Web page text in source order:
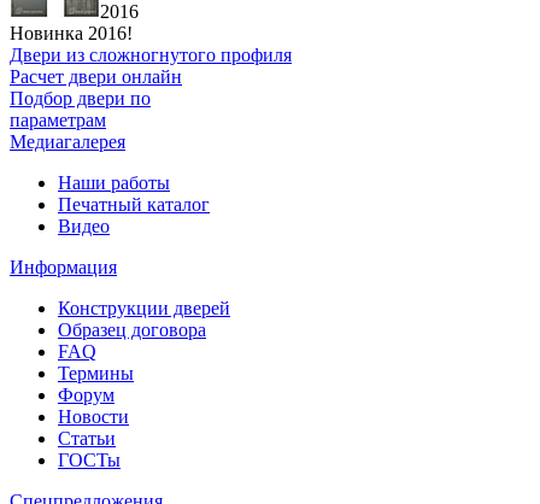
2016
Новинка 2016!
Двери из сложногнутого профиля
Расчет двери онлайн
Подбор двери по
параметрам
Медиагалерея
Наши работы
Печатный каталог
Видео
Информация
Конструкции дверей
Образец договора
FAQ
Термины
Форум
Новости
Статьи
ГОСТы